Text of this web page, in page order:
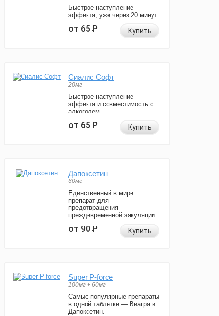
Быстрое наступление
эффекта, уже через 20 минут.
от 65Р Купить
Сиалис Софт
20мг
Быстрое наступление
эффекта и совместимость с
алкоголем.
от 65Р Купить
Дапоксетин
60мг
Единственный в мире
препарат для
предотвращения
преждевременной эякуляции.
от 90Р Купить
Super P-force
100мг + 60мг
Самые популярные препараты
в одной таблетке — Виагра и
Дапоксетин.